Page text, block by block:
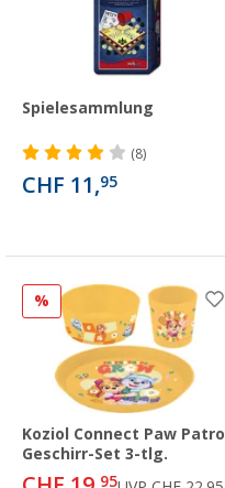
Spielesammlung
(8)
CHF 11,95
%
Koziol Connect Paw Patrol
Geschirr-Set 3-tlg.
95